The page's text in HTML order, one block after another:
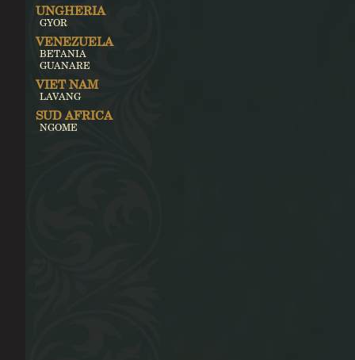
UNGHERIA
GYOR
VENEZUELA
BETANIA
GUANARE
VIET NAM
LAVANG
SUD AFRICA
NGOME